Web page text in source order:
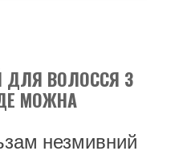
ДЛЯ ВОЛОССЯ З
МОЖНА
незмивний